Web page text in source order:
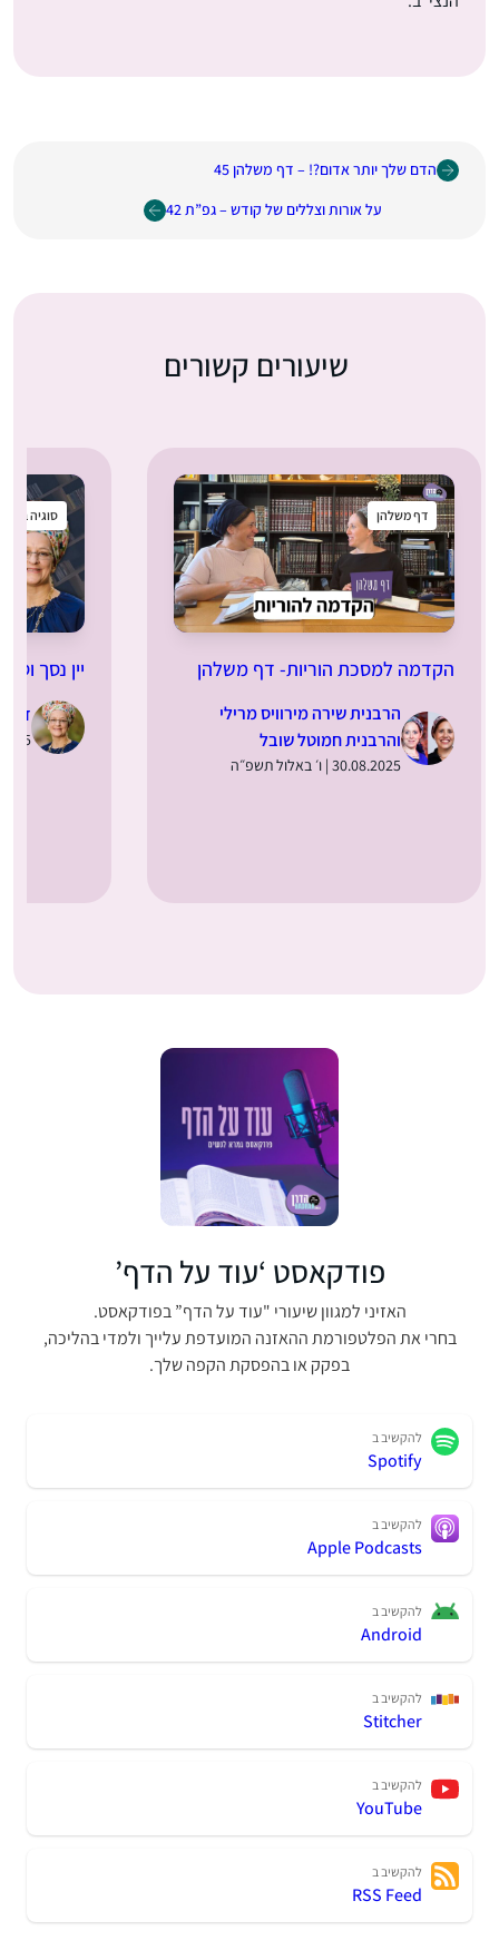
הדם שלך יותר אדום?! – דף משלהן 45
על אורות וצללים של קודש – גפ”ת 42
שיעורים קשורים
דף משלהן
הקדמה למסכת הוריות- דף משלהן
הרבנית שירה מירוויס מרילי
והרבנית חמוטל שובל
30.08.2025 | ו׳ באלול תשפ״ה
סוגיה
יין נסך
ד”ר
28.08.2025
פודקאסט ‘עוד על הדף’
האזיני למגוון שיעורי "עוד על הדף” בפודקאסט.
בחרי את הפלטפורמת ההאזנה המועדפת עלייך ולמדי בהליכה,
בפקק או בהפסקת הקפה שלך.
להקשיב ב
Spotify
להקשיב ב
Apple Podcasts
להקשיב ב
Android
להקשיב ב
Stitcher
להקשיב ב
YouTube
להקשיב ב
RSS Feed